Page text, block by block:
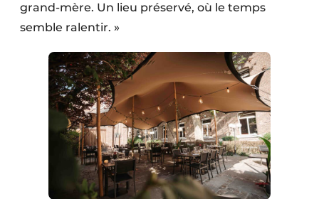
grand-mère. Un lieu préservé, où le temps
semble ralentir. »